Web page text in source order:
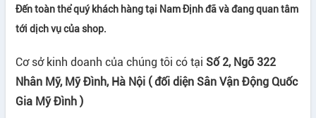
Đến toàn thể quý khách hàng tại Nam Định đã và đang quan tâm
tới dịch vụ của shop.
Cơ sở kinh doanh của chúng tôi có tại Số 2, Ngõ 322
Nhân Mỹ, Mỹ Đình, Hà Nội ( đối diện Sân Vận Động Quốc
Gia Mỹ Đình )